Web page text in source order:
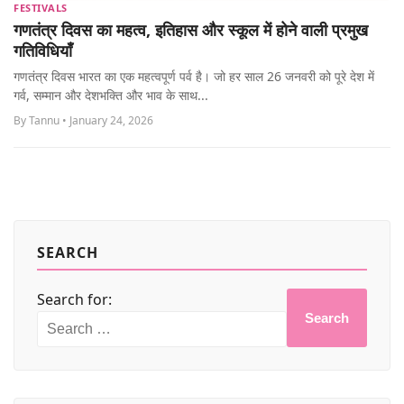
CONTACT NAME IDEAS
MORE
FESTIVALS
गणतंत्र दिवस का महत्व, इतिहास और स्कूल में होने वाली प्रमुख
गतिविधियाँ
गणतंत्र दिवस भारत का एक महत्वपूर्ण पर्व है। जो हर साल 26 जनवरी को पूरे देश में
गर्व, सम्मान और देशभक्ति और भाव के साथ...
By Tannu • January 24, 2026
SEARCH
Search for:
Search